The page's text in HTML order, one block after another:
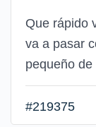
Que rápido
va a pasar
pequeño
#219375